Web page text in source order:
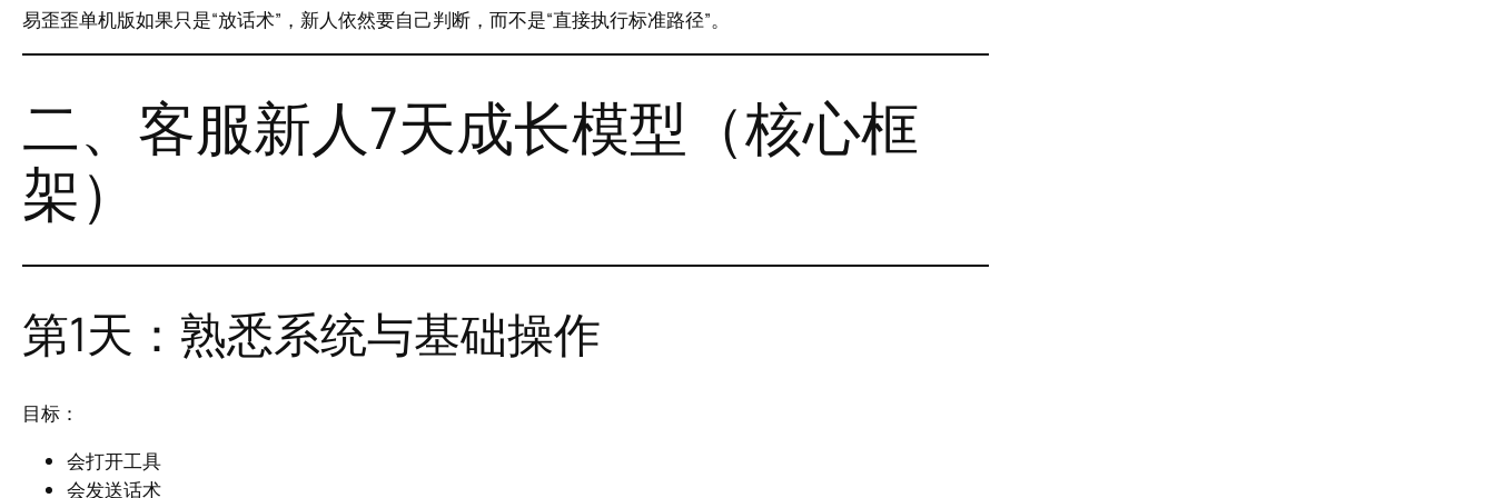
易歪歪单机版如果只是“放话术”，新人依然要自己判断，而不是“直接执行标准路径”。
二、客服新人7天成长模型（核心框
架）
第1天：熟悉系统与基础操作
目标：
会打开工具
会发送话术